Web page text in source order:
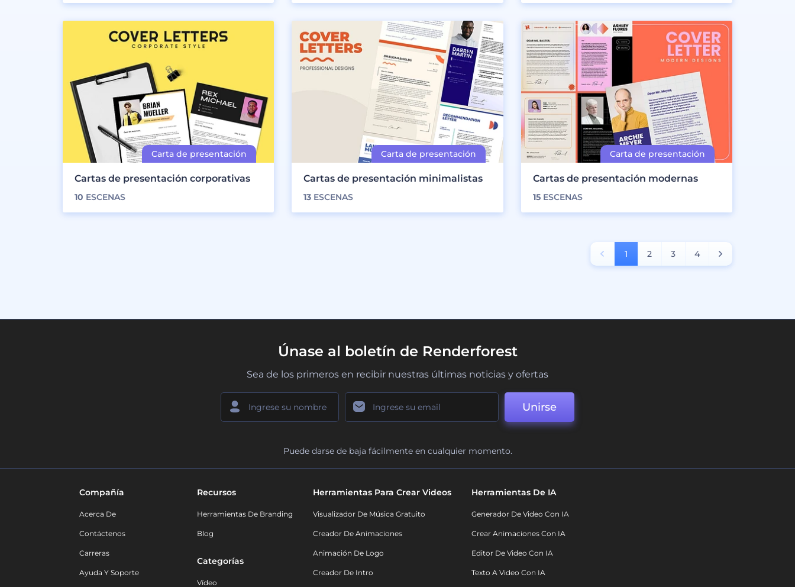
Cartas de presentación corporativas
10 ESCENAS
Cartas de presentación minimalistas
13 ESCENAS
Cartas de presentación modernas
15ESCENAS
1 2 3 4
Únase al boletín de Renderforest
Sea de los primeros en recibir nuestras últimas noticias y ofertas
Unirse
Puede darse de baja fácilmente en cualquier momento.
Compañía
Acerca De
Contáctenos
Carreras
Ayuda Y Soporte
Recursos
Herramientas De Branding
Blog
Categorías
Vídeo
Herramientas Para Crear Videos
Visualizador De Música Gratuito
Creador De Animaciones
Animación De Logo
Creador De Intro
Herramientas De IA
Generador De Video Con IA
Crear Animaciones Con IA
Editor De Video Con IA
Texto A Video Con IA